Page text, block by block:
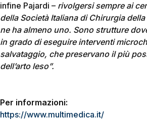
infine Pajardi – rivolgersi sempre ai
della Società Italiana di Chirurgia
ne ha almeno uno. Sono strutture
in grado di eseguire interventi
salvataggio, che preservano il più
dell’arto leso”.
Per informazioni:
https://www.multimedica.it/